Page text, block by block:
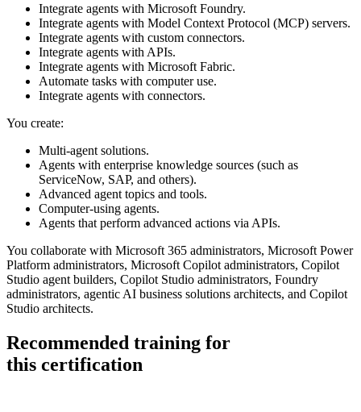
Integrate agents with Microsoft Foundry.
Integrate agents with Model Context Protocol (MCP) servers.
Integrate agents with custom connectors.
Integrate agents with APIs.
Integrate agents with Microsoft Fabric.
Automate tasks with computer use.
Integrate agents with connectors.
You create:
Multi-agent solutions.
Agents with enterprise knowledge sources (such as
ServiceNow, SAP, and others).
Advanced agent topics and tools.
Computer-using agents.
Agents that perform advanced actions via APIs.
You collaborate with Microsoft 365 administrators, Microsoft Power
Platform administrators, Microsoft Copilot administrators, Copilot
Studio agent builders, Copilot Studio administrators, Foundry
administrators, agentic AI business solutions architects, and Copilot
Studio architects.
Recommended training for
this certification